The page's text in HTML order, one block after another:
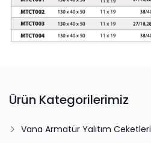
Ürün Kategorilerimiz
Vana Armatür Yalıtım Ceketleri